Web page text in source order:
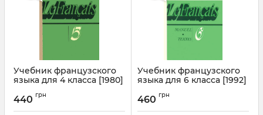
Учебник французского
языка для 4 класса [1980]
440 грн
Учебник французского
языка для 6 класса [1992]
460 грн